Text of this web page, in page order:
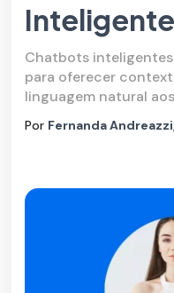
Chatbots inteligentes
para oferecer
linguagem natural
Por Fernanda Andreazzi